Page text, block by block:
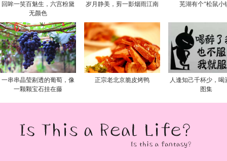
回眸一笑百魅生，六宫粉黛
无颜色
岁月静美，剪一影烟雨江南 芜湖有个“松鼠小
一串串晶莹剔透的葡萄，像
一颗颗宝石挂在藤
正宗老北京脆皮烤鸭
人逢知己千杯少，喝
图集